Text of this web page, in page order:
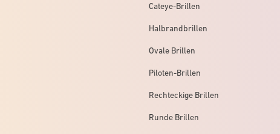
Cateye-Brillen
Halbrandbrillen
Ovale Brillen
Piloten-Brillen
Rechteckige Brillen
Runde Brillen